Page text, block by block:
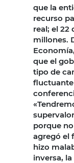
que la
recurso
real; el 22
millones.
que el
tipo de
fluctuante
porque
agregó el
hizo
inversa,